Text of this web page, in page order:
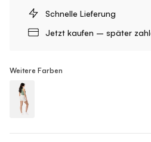
Schnelle Lieferung
Jetzt kaufen – später
Weitere Farben